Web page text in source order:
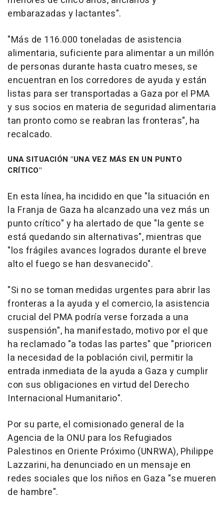
embarazadas y lactantes".
"Más de 116.000 toneladas de asistencia
alimentaria, suficiente para alimentar a un millón
de personas durante hasta cuatro meses, se
encuentran en los corredores de ayuda y están
listas para ser transportadas a Gaza por el PMA
y sus socios en materia de seguridad alimentaria
tan pronto como se reabran las fronteras", ha
recalcado.
UNA SITUACIÓN "UNA VEZ MÁS EN UN PUNTO
CRÍTICO"
En esta línea, ha incidido en que "la situación en
la Franja de Gaza ha alcanzado una vez más un
punto crítico" y ha alertado de que "la gente se
está quedando sin alternativas", mientras que
"los frágiles avances logrados durante el breve
alto el fuego se han desvanecido".
"Si no se toman medidas urgentes para abrir las
fronteras a la ayuda y el comercio, la asistencia
crucial del PMA podría verse forzada a una
suspensión", ha manifestado, motivo por el que
ha reclamado "a todas las partes" que "prioricen
la necesidad de la población civil, permitir la
entrada inmediata de la ayuda a Gaza y cumplir
con sus obligaciones en virtud del Derecho
Internacional Humanitario".
Por su parte, el comisionado general de la
Agencia de la ONU para los Refugiados
Palestinos en Oriente Próximo (UNRWA), Philippe
Lazzarini, ha denunciado en un mensaje en
redes sociales que los niños en Gaza "se mueren
de hambre".